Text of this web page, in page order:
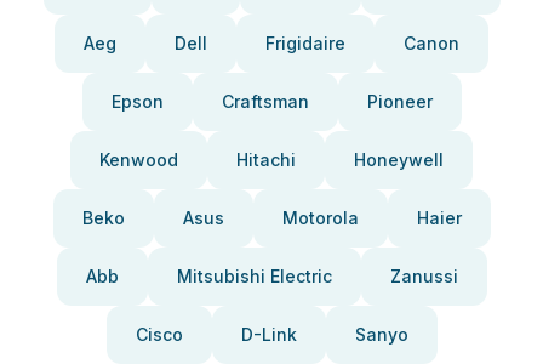
Aeg Dell Frigidaire Canon
Epson Craftsman Pioneer
Kenwood Hitachi Honeywell
Beko Asus Motorola Haier
Abb Mitsubishi Electric Zanussi
Cisco D-Link Sanyo